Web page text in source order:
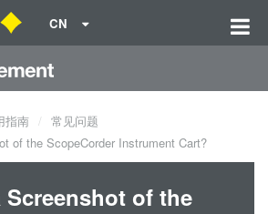
CN
指南
常见问题
of the ScopeCorder Instrument Cart?
Screenshot of the